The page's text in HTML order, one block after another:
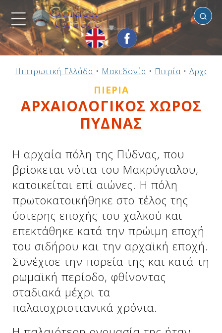
Προηγούμενο
Ελλάδα
Προηγούμενο
Αργοσαρωνικός
Προηγούμενο
B. & Α. Αιγαίο
Προηγούμενο
Δωδεκάνησα
Προηγούμενο
Ιόνια Νησιά
Προηγούμενο
Δείτε μας:
Προηγούμενο
Κυκλάδες
Προηγούμενο
Σποράδες
Προηγούμενο
Ελλάδα
Προηγούμενο
Ήπειρος
Δείτε μας:
Προηγούμενο
Θεσσαλία
Δείτε μας:
Προηγούμενο
Δείτε μας:
Προηγούμενο
Μακεδονία
Προηγούμενο
Πελοπόννησος
Προηγούμενο
Στερεά Ελλάδα
Δείτε μας:
Πιερία
Ηπειρωτική Ελλάδα • Μακεδονία • Πιερία •
ΠΙΕΡΊΑ
ΑΡΧΑΙΟΛΟΓΙΚΟΣ ΧΩΡΟΣ
ΠΥΔΝΑΣ
Η αρχαία πόλη της Πύδνας, που
βρίσκεται νότια του Μακρύγιαλου,
κατοικείται επί αιώνες. Η πόλη
πρωτοκατοικήθηκε στο τέλος της
ύστερης εποχής του χαλκού και
επεκτάθηκε κατά την πρώιμη εποχή
του σιδήρου και την αρχαϊκή εποχή.
Συνέχισε την πορεία της και κατά τη
ρωμαϊκή περίοδο, φθίνοντας
σταδιακά μέχρι τα
παλαιοχριστιανικά χρόνια.